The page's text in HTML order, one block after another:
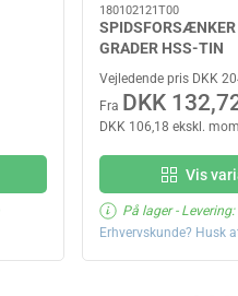
180102121T00
GRADER HSS-TIN
Vejledende pris DKK
Fra DKK
DKK 106,18 ekskl.
Vis
På lager- Levering:
Erhvervskunde? Husk